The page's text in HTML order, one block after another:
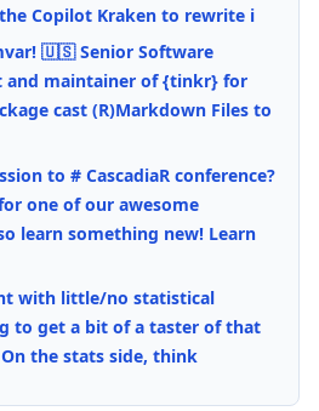
Copilot Kraken to rewrite i
🇺🇸 Senior Software
and maintainer of {tinkr} for
cast (R)Markdown Files to
to # CascadiaR conference?
one of our awesome
learn something new! Learn
with little/no statistical
to get a bit of a taster of that
the stats side, think